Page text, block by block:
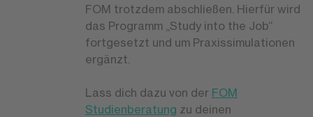
FOM trotzdem abschließen. Hierfür wird
das Programm „Study into the Job“
fortgesetzt und um Praxissimulationen
ergänzt.
Lass dich dazu von der FOM
Studienberatung zu deinen